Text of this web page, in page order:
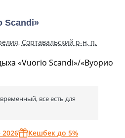
Scandi»
Сортавальский р-н, п.
все есть для
Кешбек до 5%